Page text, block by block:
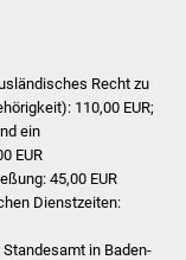
Integration
Recht zu
110,00 EUR;
ein
EUR
45,00 EUR
Dienstzeiten:
in Baden-